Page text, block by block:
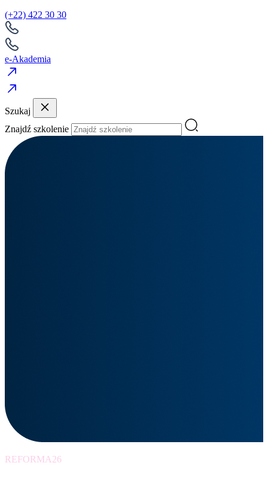
(+22) 422 30 30
e-Akademia
Szukaj
Znajdź szkolenie
REFORMA26